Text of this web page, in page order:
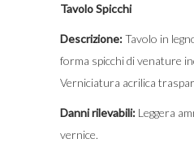
Tavolo Spicchi
Descrizione:Tavolo in
forma spicchi di venature
Verniciatura acrilica
Danni rilevabili: Leggera
vernice.